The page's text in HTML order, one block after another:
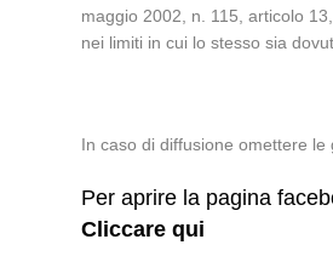
maggio 2002, n. 115, articolo
nei limiti in cui lo stesso sia
In caso di diffusione omettere le
Per aprire la pagina
Cliccare qui